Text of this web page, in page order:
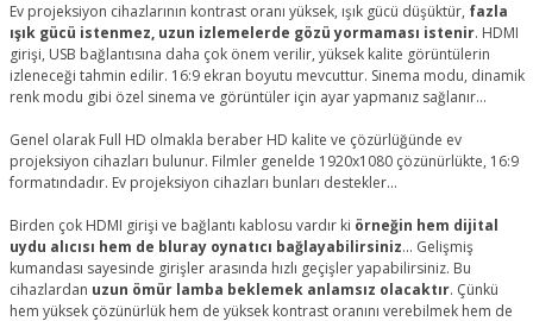
Ev projeksiyon cihazlarının kontrast oranı yüksek, ışık gücü düşüktür, fazla
ışık gücü istenmez, uzun izlemelerde gözü yormaması istenir. HDMI
girişi, USB bağlantısına daha çok önem verilir, yüksek kalite görüntülerin
izleneceği tahmin edilir. 16:9 ekran boyutu mevcuttur. Sinema modu, dinamik
renk modu gibi özel sinema ve görüntüler için ayar yapmanız sağlanır...
Genel olarak Full HD olmakla beraber HD kalite ve çözürlüğünde ev
projeksiyon cihazları bulunur. Filmler genelde 1920x1080 çözünürlükte, 16:9
formatındadır. Ev projeksiyon cihazları bunları destekler...
Birden çok HDMI girişi ve bağlantı kablosu vardır ki örneğin hem dijital
uydu alıcısı hem de bluray oynatıcı bağlayabilirsiniz... Gelişmiş
kumandası sayesinde girişler arasında hızlı geçişler yapabilirsiniz. Bu
cihazlardan uzun ömür lamba beklemek anlamsız olacaktır. Çünkü
hem yüksek çözünürlük hem de yüksek kontrast oranını verebilmek hem de